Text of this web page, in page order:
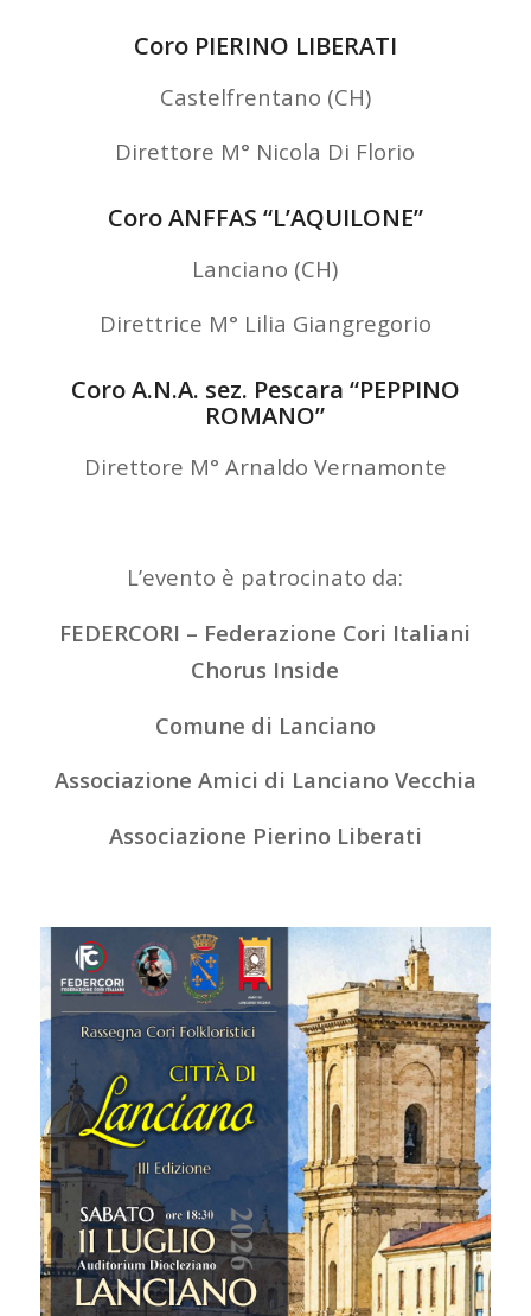
Coro PIERINO LIBERATI
Castelfrentano (CH)
Direttore M° Nicola Di Florio
Coro ANFFAS “L’AQUILONE”
Lanciano (CH)
Direttrice M° Lilia Giangregorio
Coro A.N.A. sez. Pescara “PEPPINO
ROMANO”
Direttore M° Arnaldo Vernamonte
L’evento è patrocinato da:
FEDERCORI – Federazione Cori Italiani
Chorus Inside
Comune di Lanciano
Associazione Amici di Lanciano Vecchia
Associazione Pierino Liberati